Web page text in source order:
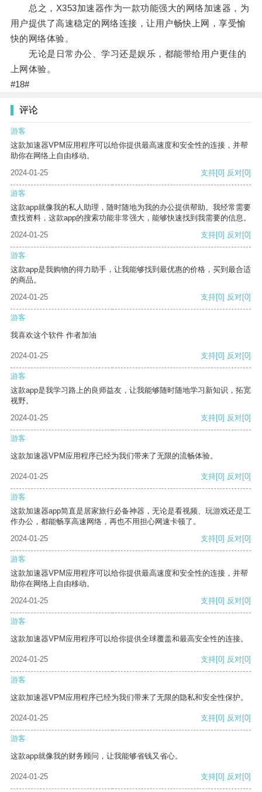
总之，X353加速器作为一款功能强大的网络加速器，为
用户提供了高速稳定的网络连接，让用户畅快上网，享受愉
快的网络体验。
无论是日常办公、学习还是娱乐，都能带给用户更佳的
上网体验。
#18#
评论
游客
这款加速器VPM应用程序可以给你提供最高速度和安全性的连接，并帮
助你在网络上自由移动。
2024-01-25
支持[0] 反对[0]
游客
这款app就像我的私人助理，随时随地为我的办公提供帮助。我经常需要
查找资料，这款app的搜索功能非常强大，能够快速找到我需要的信息。
2024-01-25
支持[0] 反对[0]
游客
这款app是我购物的得力助手，让我能够找到最优惠的价格，买到最合适
的商品。
2024-01-25
支持[0] 反对[0]
游客
我喜欢这个软件 作者加油
2024-01-25 支持[0] 反对[0]
游客
这款app是我学习路上的良师益友，让我能够随时随地学习新知识，拓宽
视野。
2024-01-25
支持[0] 反对[0]
游客
这款加速器VPM应用程序已经为我们带来了无限的流畅体验。
2024-01-25 支持[0] 反对[0]
游客
这款加速器app简直是居家旅行必备神器，无论是看视频、玩游戏还是工
作办公，都能畅享高速网络，再也不用担心网速卡顿了。
2024-01-25
支持[0] 反对[0]
游客
这款加速器VPM应用程序可以给你提供最高速度和安全性的连接，并帮
助你在网络上自由移动。
2024-01-25
支持[0] 反对[0]
游客
这款加速器VPM应用程序可以给你提供全球覆盖和最高安全性的连接。
2024-01-25 支持[0] 反对[0]
游客
这款加速器VPM应用程序已经为我们带来了无限的隐私和安全性保护。
2024-01-25 支持[0] 反对[0]
游客
这款app就像我的财务顾问，让我能够省钱又省心。
2024-01-25 支持[0] 反对[0]